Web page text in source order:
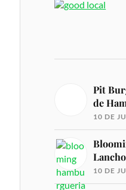
Pit
de
10 DE
10 DE